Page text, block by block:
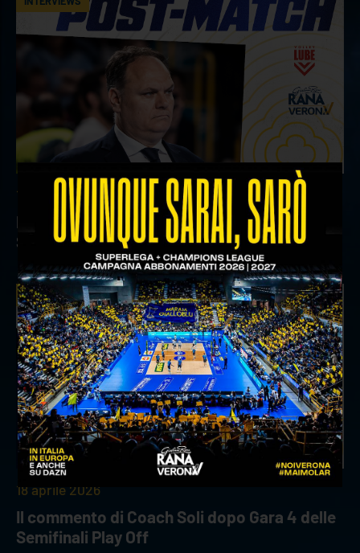
18 aprile 2026
Il commento del ds Lami dopo Gara 4 delle
Semifinali Play Off
INTERVIEWS
18 aprile 2026
Il commento di Coach Soli dopo Gara 4 delle
Semifinali Play Off